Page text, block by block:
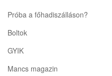
Próba a főhadiszálláson?
Boltok
GYIK
Mancs magazin